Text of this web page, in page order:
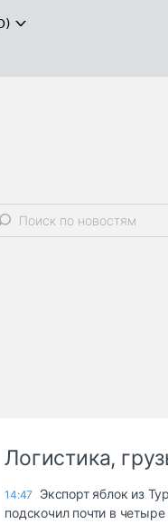
Логистика,
14:47
Экспорт яблок из
подскочил почти в четыре